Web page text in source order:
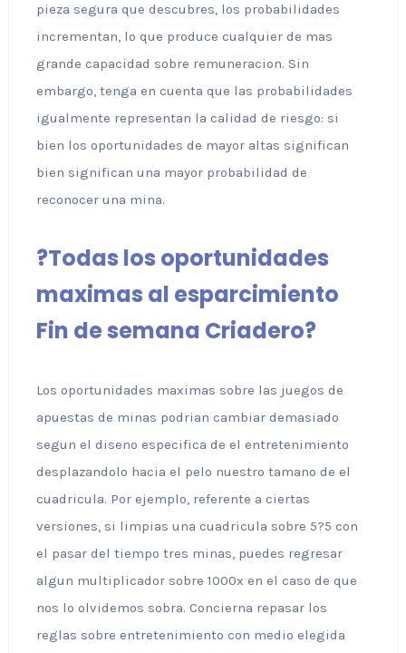
pieza segura que descubres, los probabilidades
incrementan, lo que produce cualquier de mas
grande capacidad sobre remuneracion. Sin
embargo, tenga en cuenta que las probabilidades
igualmente representan la calidad de riesgo: si
bien los oportunidades de mayor altas significan
bien significan una mayor probabilidad de
reconocer una mina.
?Todas los oportunidades
maximas al esparcimiento
Fin de semana Criadero?
Los oportunidades maximas sobre las juegos de
apuestas de minas podrian cambiar demasiado
segun el diseno especifica de el entretenimiento
desplazandolo hacia el pelo nuestro tamano de el
cuadricula. Por ejemplo, referente a ciertas
versiones, si limpias una cuadricula sobre 5?5 con
el pasar del tiempo tres minas, puedes regresar
algun multiplicador sobre 1000x en el caso de que
nos lo olvidemos sobra. Concierna repasar los
reglas sobre entretenimiento con medio elegida